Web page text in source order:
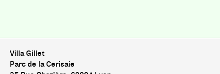
Villa Gillet
Parc de la Cerisaie